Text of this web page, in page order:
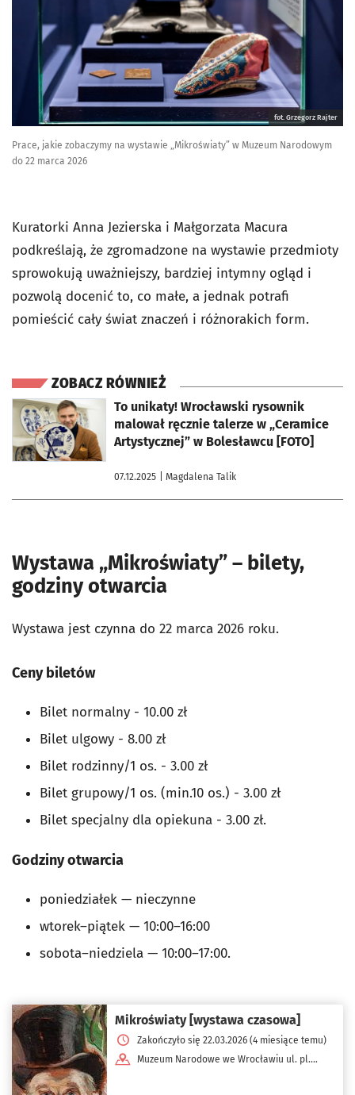
fot. Grzegorz Rajter
Prace, jakie zobaczymy na wystawie „Mikroświaty” w Muzeum Narodowym
do 22 marca 2026
Kuratorki Anna Jezierska i Małgorzata Macura
podkreślają, że zgromadzone na wystawie przedmioty
sprowokują uważniejszy, bardziej intymny ogląd i
pozwolą docenić to, co małe, a jednak potrafi
pomieścić cały świat znaczeń i różnorakich form.
ZOBACZ RÓWNIEŻ
To unikaty! Wrocławski rysownik
malował ręcznie talerze w „Ceramice
Artystycznej” w Bolesławcu [FOTO]
07.12.2025 | Magdalena Talik
otworzy się w nowej karcie
Wystawa „Mikroświaty” – bilety,
godziny otwarcia
Wystawa jest czynna do 22 marca 2026 roku.
Ceny biletów
Bilet normalny - 10.00 zł
Bilet ulgowy - 8.00 zł
Bilet rodzinny/1 os. - 3.00 zł
Bilet grupowy/1 os. (min.10 os.) - 3.00 zł
Bilet specjalny dla opiekuna - 3.00 zł.
Godziny otwarcia
poniedziałek — nieczynne
wtorek–piątek — 10:00–16:00
sobota–niedziela — 10:00–17:00.
Mikroświaty [wystawa czasowa]
Zakończyło się 22.03.2026 (4 miesiące temu)
Muzeum Narodowe we Wrocławiu ul. pl.